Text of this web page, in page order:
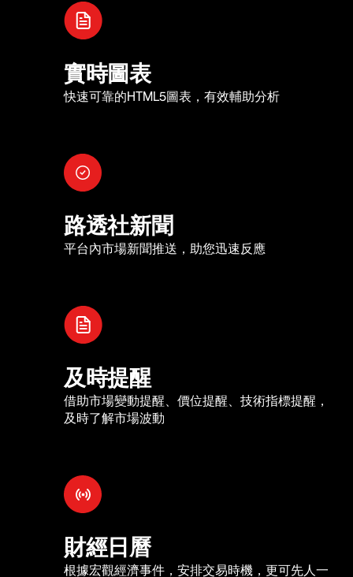
實時圖表
快速可靠的HTML5圖表，有效輔助分析
路透社新聞
平台內市場新聞推送，助您迅速反應
及時提醒
借助市場變動提醒、價位提醒、技術指標提醒，
及時了解市場波動
財經日曆
根據宏觀經濟事件，安排交易時機，更可先人一